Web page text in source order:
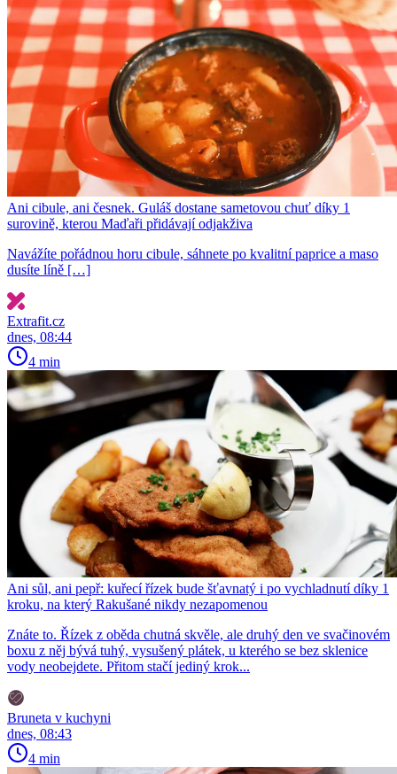
Ani cibule, ani česnek. Guláš dostane sametovou chuť díky 1
surovině, kterou Maďaři přidávají odjakživa
Navážíte pořádnou horu cibule, sáhnete po kvalitní paprice a maso
dusíte líně […]
Extrafit.cz
dnes, 08:44
4 min
Ani sůl, ani pepř: kuřecí řízek bude šťavnatý i po vychladnutí díky 1
kroku, na který Rakušané nikdy nezapomenou
Znáte to. Řízek z oběda chutná skvěle, ale druhý den ve svačinovém
boxu z něj bývá tuhý, vysušený plátek, u kterého se bez sklenice
vody neobejdete. Přitom stačí jediný krok...
Bruneta v kuchyni
dnes, 08:43
4 min